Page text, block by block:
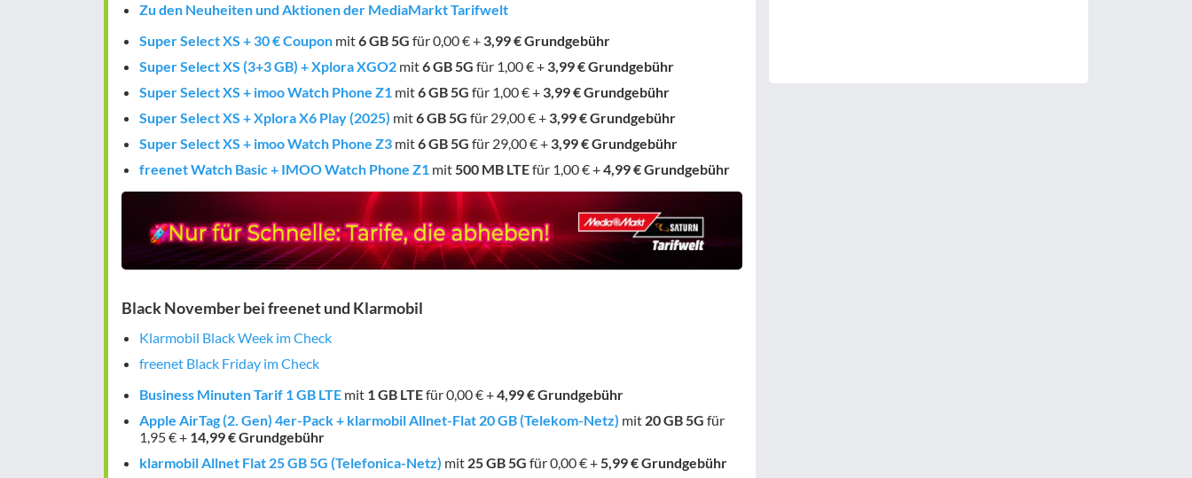
Zu den Neuheiten und Aktionen der MediaMarkt Tarifwelt
Super Select XS + 30 € Coupon mit6 GB5G für 0,00 € + 3,99 € Grundgebühr
Super Select XS (3+3 GB) + Xplora XGO2 mit6 GB5G für 1,00 € + 3,99 € Grundgebühr
Super Select XS + imoo Watch Phone Z1 mit6 GB5G für 1,00 € + 3,99 € Grundgebühr
Super Select XS + Xplora X6 Play (2025) mit6 GB5G für 29,00 € + 3,99 € Grundgebühr
Super Select XS + imoo Watch Phone Z3 mit6 GB5G für 29,00 € + 3,99 € Grundgebühr
freenet Watch Basic + IMOO Watch Phone Z1 mit500 MB LTEfür 1,00 € +4,99 € Grundgebühr
Black November bei freenet und Klarmobil
Klarmobil Black Week im Check
freenet Black Friday im Check
Business Minuten Tarif 1 GB LTE mit 1 GB LTEfür 0,00 € +4,99 € Grundgebühr
Apple AirTag (2. Gen) 4er-Pack + klarmobil Allnet-Flat 20 GB (Telekom-Netz) mit 20 GB 5G für
1,95 € + 14,99 € Grundgebühr
klarmobil Allnet Flat 25 GB 5G (Telefonica-Netz) mit 25 GB 5G für 0,00 € + 5,99 € Grundgebühr